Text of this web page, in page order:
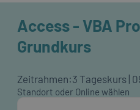
Access - VBA
Grundkurs
Zeitrahmen:3 Tageskurs |
Standort oder Online wählen